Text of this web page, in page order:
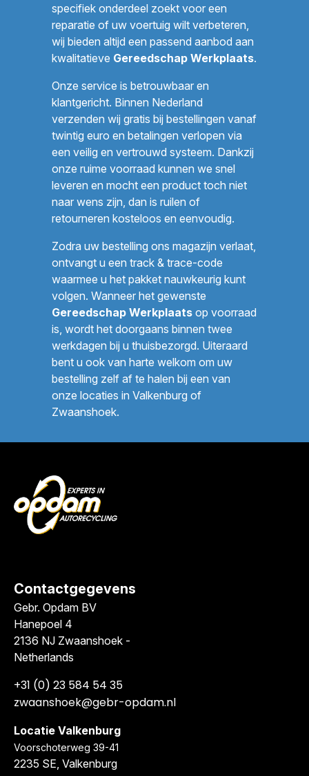
specifiek onderdeel zoekt voor een
reparatie of uw voertuig wilt verbeteren,
wij bieden altijd een passend aanbod aan
kwalitatieve Gereedschap Werkplaats.
Onze service is betrouwbaar en
klantgericht. Binnen Nederland
verzenden wij gratis bij bestellingen vanaf
twintig euro en betalingen verlopen via
een veilig en vertrouwd systeem. Dankzij
onze ruime voorraad kunnen we snel
leveren en mocht een product toch niet
naar wens zijn, dan is ruilen of
retourneren kosteloos en eenvoudig.
Zodra uw bestelling ons magazijn verlaat,
ontvangt u een track & trace-code
waarmee u het pakket nauwkeurig kunt
volgen. Wanneer het gewenste
Gereedschap Werkplaatsop voorraad
is, wordt het doorgaans binnen twee
werkdagen bij u thuisbezorgd. Uiteraard
bent u ook van harte welkom om uw
bestelling zelf af te halen bij een van
onze locaties in Valkenburg of
Zwaanshoek.
Contactgegevens
Gebr. Opdam BV
Hanepoel 4
2136 NJ Zwaanshoek -
Netherlands
+31 (0) 23 584 54 35
zwaanshoek@gebr-opdam.nl
Locatie Valkenburg
Voorschoterweg 39-41
2235 SE, Valkenburg